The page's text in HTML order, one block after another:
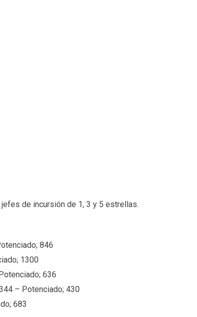
de incursión de 1, 3 y 5 estrellas.
846
1300
636
– Potenciado; 430
683